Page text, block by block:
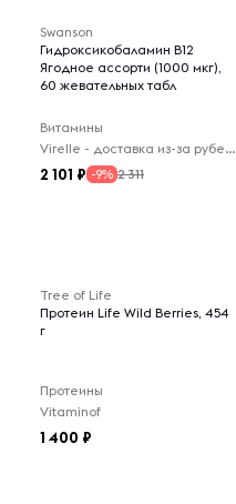
Swanson
Гидроксикобаламин B12
Ягодное ассорти (1000 мкг),
60 жевательных табл
Витамины
Virelle - доставка из-за рубежа
2 101 -9% 2 311
Tree of Life
Протеин Life Wild Berries, 454
г
Протеины
Vitaminof
1 400